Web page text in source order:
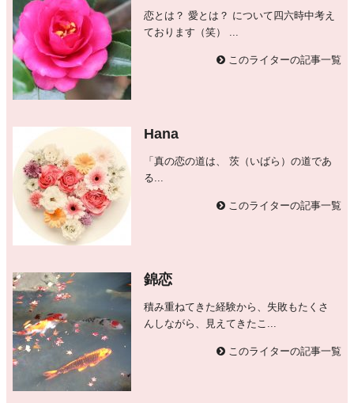
恋とは？ 愛とは？ について四六時中考え
ております（笑） ...
このライターの記事一覧
Hana
「真の恋の道は、 茨（いばら）の道であ
る...
このライターの記事一覧
錦恋
積み重ねてきた経験から、失敗もたくさ
んしながら、見えてきたこ...
このライターの記事一覧